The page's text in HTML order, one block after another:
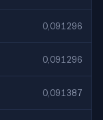
0,091296
0,091296
0,091387